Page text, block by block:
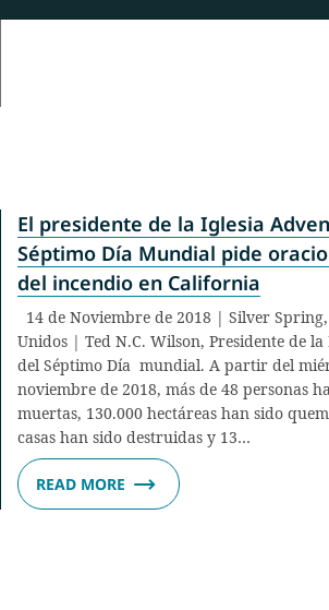
El presidente de la Iglesia
Séptimo Día Mundial pide
del incendio en California
14 de Noviembre de 2018 | Silver
Unidos | Ted N.C. Wilson, Presidente de
del Séptimo Día mundial. A partir del
noviembre de 2018, más de 48 personas
muertas, 130.000 hectáreas han sido
casas han sido destruidas y 13…
READ MORE